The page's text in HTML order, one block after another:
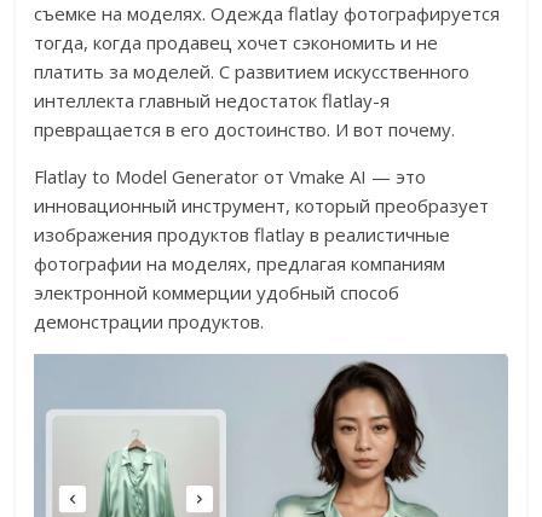
съемке на моделях. Одежда flatlay фотографируется
тогда, когда продавец хочет сэкономить и не
платить за моделей. С развитием искусственного
интеллекта главный недостаток flatlay-я
превращается в его достоинство. И вот почему.
Flatlay to Model Generator от Vmake AI — это
инновационный инструмент, который преобразует
изображения продуктов flatlay в реалистичные
фотографии на моделях, предлагая компаниям
электронной коммерции удобный способ
демонстрации продуктов.